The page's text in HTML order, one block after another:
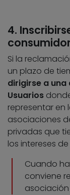
4.
Si la
un plazo de
dirigirse a
Usuarios
representar en
asociaciones
privadas que
los intereses
Cuando
conviene